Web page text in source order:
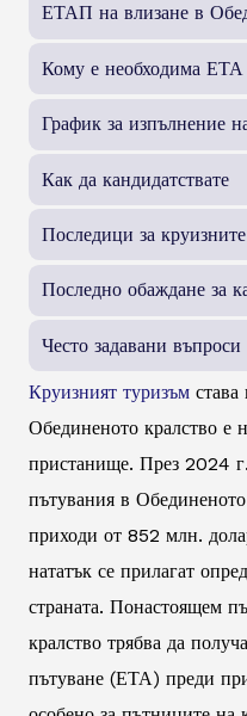
ЕТАП на влизане в
Кому е необходима ЕТА
График за изпълнение
Как да кандидатствате
Последици за
Последно обаждане за
Често задавани въпроси
Круизният туризъм
Обединеното кралство е
пристанище. През 2024
пътувания в
приходи от 852 млн.
нататък се прилагат
страната. Понастоящем
кралство трябва да
пътуване (ЕТА) преди